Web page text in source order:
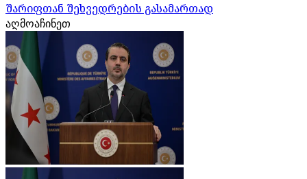
შარიფთან შეხვედრების გასამართად
აღმოაჩინეთ